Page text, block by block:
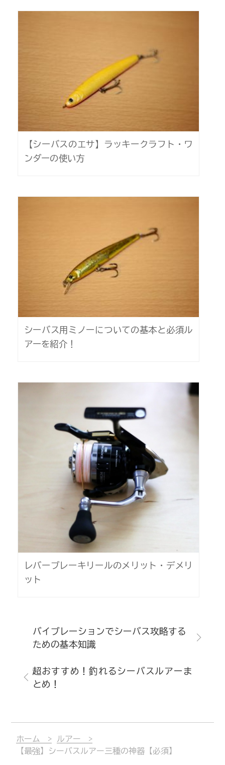
【シーバスのエサ】ラッキークラフト・ワ
ンダーの使い方
シーバス用ミノーについての基本と必須ル
アーを紹介！
レバーブレーキリールのメリット・デメリ
ット
超おすすめ！釣れるシーバスルアーま
とめ！
バイブレーションでシーバス攻略する
ための基本知識
ホーム
ルアー
【最強】シーバスルアー三種の神器【必須】